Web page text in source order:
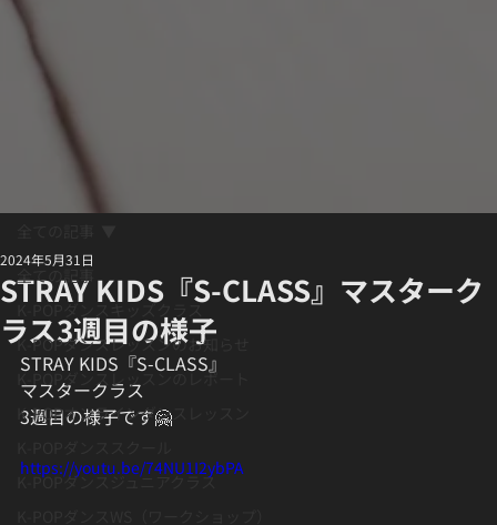
全ての記事
K-POPダンスキッズクラス
K-POPダンスレッスンのお知らせ
K-POPダンスレッスンのレポート
K-POPオンラインダンスレッスン
K-POPダンスジュニアクラス
STRAY KIDS『S-CLASS』マスターク
ラス3週目の様子
2024年5月31日
STRAY KIDS『S-CLASS』
マスタークラス
3週目の様子です🤗
https://youtu.be/74NU1I2ybPA